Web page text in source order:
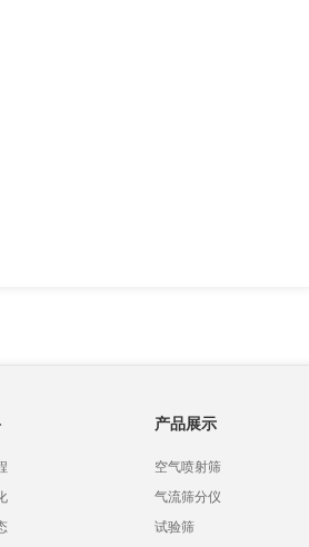
产品展示
空气喷射筛
气流筛分仪
试验筛